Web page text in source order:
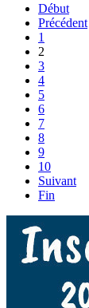
Début
Précédent
1
2
3
4
5
6
7
8
9
10
Suivant
Fin